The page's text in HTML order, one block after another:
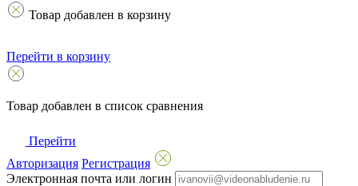
Товар добавлен в корзину
Перейти в корзину
Товар добавлен в список сравнения
Перейти
Авторизация Регистрация
Электронная почта или логин